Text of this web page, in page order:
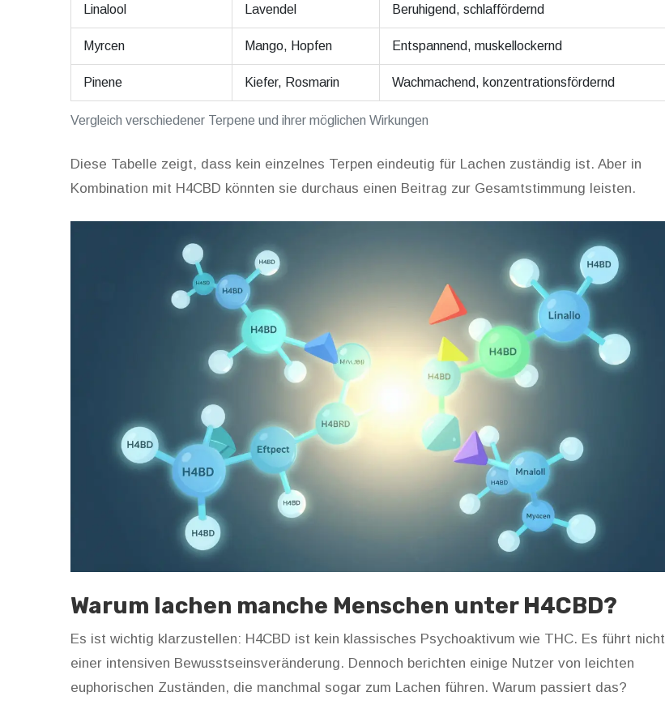
Vergleich verschiedener Terpene und ihrer möglichen Wirkungen
Linalool Lavendel Beruhigend, schlaffördernd
Myrcen Mango, Hopfen Entspannend, muskellockernd
Pinene Kiefer, Rosmarin Wachmachend, konzentrationsfördernd
Diese Tabelle zeigt, dass kein einzelnes Terpen eindeutig für Lachen zuständig ist. Aber in
Kombination mit H4CBD könnten sie durchaus einen Beitrag zur Gesamtstimmung leisten.
Warum lachen manche Menschen unter H4CBD?
Es ist wichtig klarzustellen: H4CBD ist kein klassisches Psychoaktivum wie THC. Es führt
einer intensiven Bewusstseinsveränderung. Dennoch berichten einige Nutzer von leichten
euphorischen Zuständen, die manchmal sogar zum Lachen führen. Warum passiert das?